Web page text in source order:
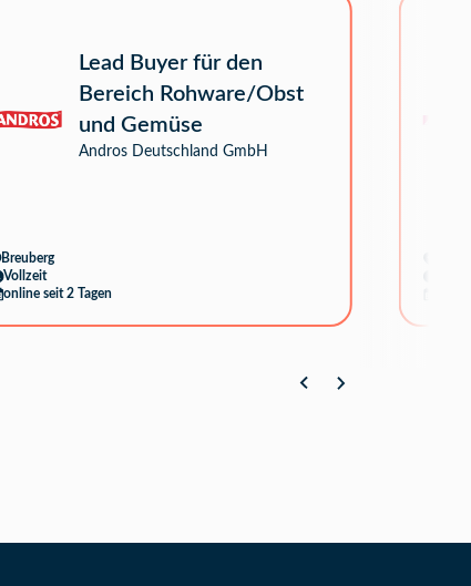
Lead Buyer für den
Bereich Rohware/Obst
und Gemüse
Andros Deutschland GmbH
Breuberg
Vollzeit
online seit 2 Tagen